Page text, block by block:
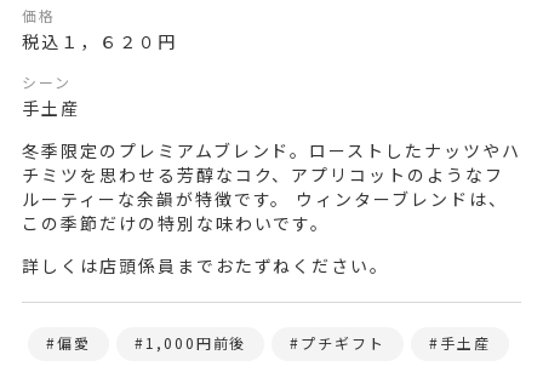
価格
税込１，６２０円
シーン
手土産
冬季限定のプレミアムブレンド。ローストしたナッツやハ
チミツを思わせる芳醇なコク、アプリコットのようなフ
ルーティーな余韻が特徴です。 ウィンターブレンドは、
この季節だけの特別な味わいです。
詳しくは店頭係員までおたずねください。
偏愛 1,000円前後 プチギフト 手土産